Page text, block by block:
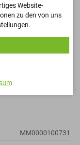
MM0000100731
Website-
zu den von uns